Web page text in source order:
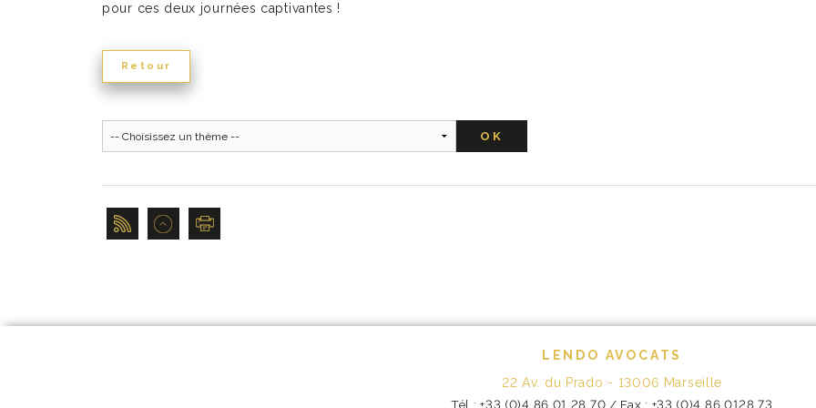
pour ces deux journées captivantes !
Retour
LENDO AVOCATS
22 Av. du Prado - 13006 Marseille
Tél : +33 (0)4 86 01 28 70 / Fax : +33 (0)4 86 0128 73